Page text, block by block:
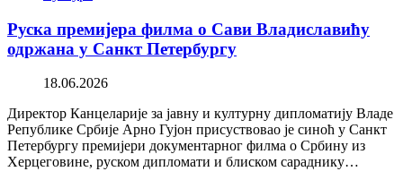
Руска премијера филма о Сави Владиславићу
одржана у Санкт Петербургу
18.06.2026
Директор Канцеларије за јавну и културну дипломатију Владе
Републике Србије Арно Гујон присуствовао је синоћ у Санкт
Петербургу премијери документарног филма о Србину из
Херцеговине, руском дипломати и блиском сараднику…